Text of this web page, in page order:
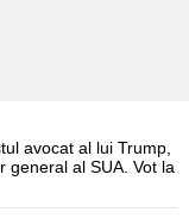
avocat al lui Trump,
general al SUA. Vot la